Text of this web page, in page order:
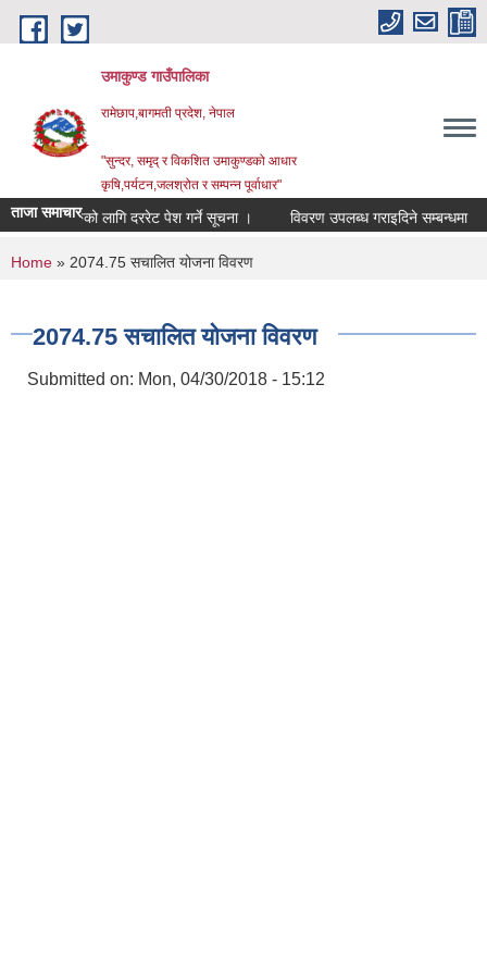
Skip to main content
उमाकुण्ड गाउँपालिका
रामेछाप,बागमती प्रदेश, नेपाल
"सुन्दर, समृद् र विकशित उमाकुण्डको आधार
कृषि,पर्यटन,जलश्रोत र सम्पन्न पूर्वाधार"
ताजा समाचारलागि दररेट पेश गर्ने सूचना । विवरण उपलब्ध गराइदिने सम्बन्धमा
You are here
Home » 2074.75 स‌चालित योजना विवरण
2074.75 स‌चालित योजना विवरण
Submitted on: Mon, 04/30/2018 - 15:12